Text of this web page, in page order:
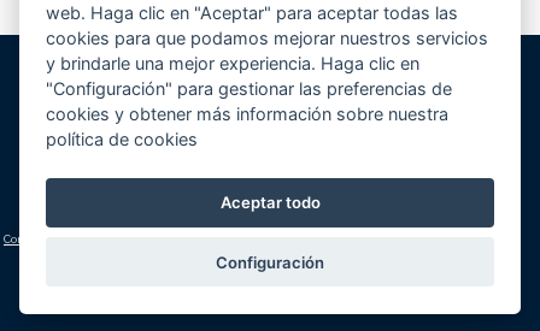
Gunitec Pool Spa, s.l.
José Luis Borges, s/n - Apd. 477
03730 Jávea/Xàbia (Alicante)
Teléfono:+34 965 790 546
lucas@gunitec.com
Condiciones generales
web. Haga clic en "Aceptar" para aceptar todas las
cookies para que podamos mejorar nuestros servicios
y brindarle una mejor experiencia. Haga clic en
"Configuración" para gestionar las preferencias de
cookies y obtener más información sobre nuestra
política de cookies
Aceptar todo
Configuración